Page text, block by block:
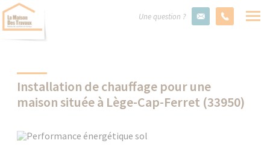
Une question ?
Installation de chauffage pour une
maison située à Lège-Cap-Ferret (33950)